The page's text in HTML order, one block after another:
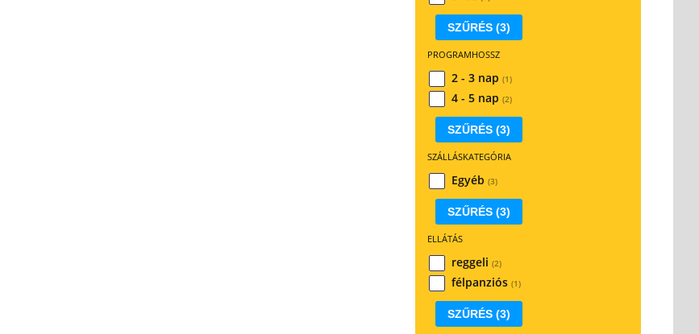
SZŰRÉS (3)
PROGRAMHOSSZ
2 - 3 nap (1)
4 - 5 nap (2)
SZŰRÉS (3)
SZÁLLÁSKATEGÓRIA
Egyéb (3)
SZŰRÉS (3)
ELLÁTÁS
reggeli (2)
félpanziós (1)
SZŰRÉS (3)